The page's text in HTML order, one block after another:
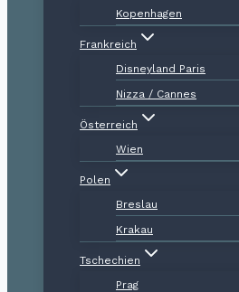
Kopenhagen
Frankreich
Disneyland Paris
Nizza / Cannes
Österreich
Wien
Polen
Breslau
Krakau
Tschechien
Prag